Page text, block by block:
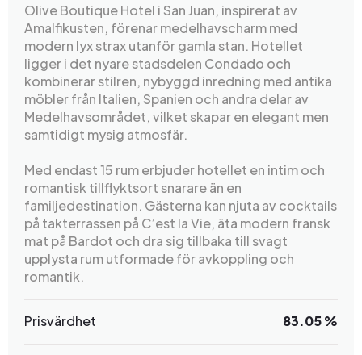
Olive Boutique Hotel i San Juan, inspirerat av
Amalfikusten, förenar medelhavscharm med
modern lyx strax utanför gamla stan. Hotellet
ligger i det nyare stadsdelen Condado och
kombinerar stilren, nybyggd inredning med antika
möbler från Italien, Spanien och andra delar av
Medelhavsområdet, vilket skapar en elegant men
samtidigt mysig atmosfär.
Med endast 15 rum erbjuder hotellet en intim och
romantisk tillflyktsort snarare än en
familjedestination. Gästerna kan njuta av cocktails
på takterrassen på C’est la Vie, äta modern fransk
mat på Bardot och dra sig tillbaka till svagt
upplysta rum utformade för avkoppling och
romantik.
Prisvärdhet 83.05 %